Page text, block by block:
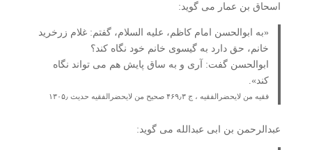
اسحاق بن عمار می گوید:
«به ابوالحسن امام کاظم، علیه السلام، گفتم: غلام زرخرید
خانم، حق دارد به گیسوی خانم خود نگاه کند؟
ابوالحسن گفت: آری و به ساق پایش هم می تواند نگاه
کند».
فقیه من لایحضرالفقیه ، ج ۴۶۹٫۳ صحیح من لایحضرالفقیه حدیث ۱۳۰۵٫
عبدالرحمن بن ابی عبدالله می گوید: